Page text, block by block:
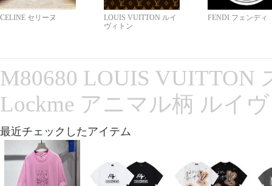
CELINE セリーヌ
LOUIS VUITTON ルイ
ヴィトン
FENDI フェンディ
M80680 LOUIS VUITTON
Lockme アニマル柄 ルイ
最近チェックしたアイテム